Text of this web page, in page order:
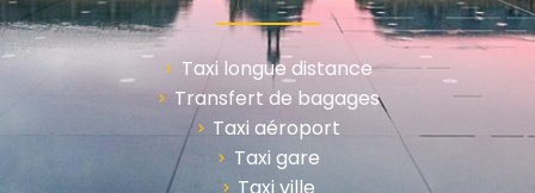
Taxi longue distance
Transfert de bagages
Taxi aéroport
Taxi gare